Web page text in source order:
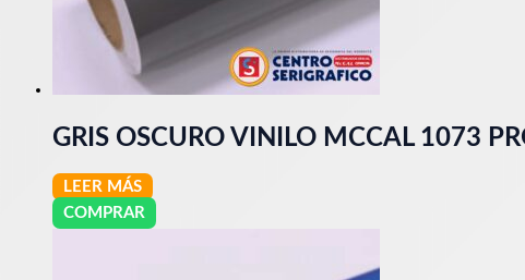
GRIS OSCURO VINILO MCCAL 1073
LEER MÁS
COMPRAR